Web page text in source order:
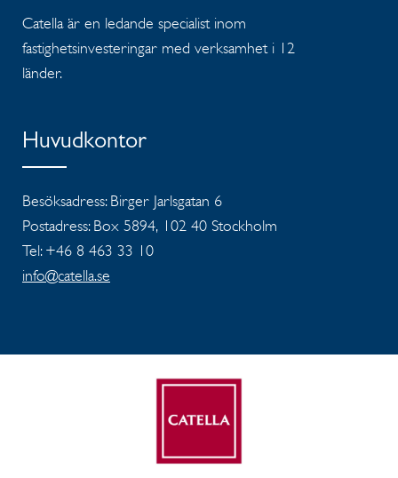
Catella är en ledande specialist inom
fastighetsinvesteringar med verksamhet i 12
länder.
Huvudkontor
Besöksadress: Birger Jarlsgatan 6
Postadress: Box 5894, 102 40 Stockholm
Tel: +46 8 463 33 10
info@catella.se